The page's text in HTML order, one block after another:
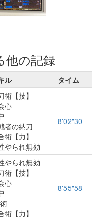
他の記録
ル タイム
術【技】
心
者の納刀
術【力】
やられ無効
8'02"30
やられ無効
術【技】
心
術【力】
8'55"58